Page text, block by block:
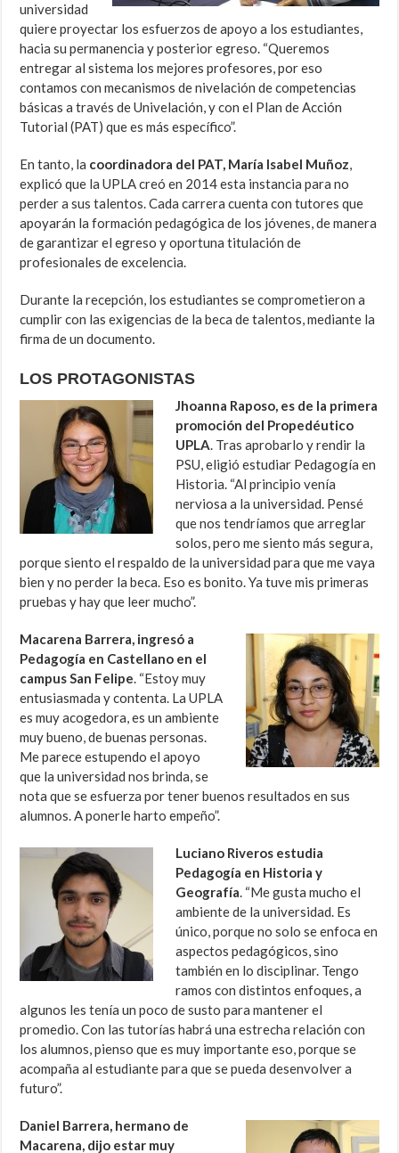
universidad
quiere proyectar los esfuerzos de apoyo a los estudiantes,
hacia su permanencia y posterior egreso. “Queremos
entregar al sistema los mejores profesores, por eso
contamos con mecanismos de nivelación de competencias
básicas a través de Univelación, y con el Plan de Acción
Tutorial (PAT) que es más específico”.
En tanto, la coordinadora del PAT, María Isabel Muñoz,
explicó que la UPLA creó en 2014 esta instancia para no
perder a sus talentos. Cada carrera cuenta con tutores que
apoyarán la formación pedagógica de los jóvenes, de manera
de garantizar el egreso y oportuna titulación de
profesionales de excelencia.
Durante la recepción, los estudiantes se comprometieron a
cumplir con las exigencias de la beca de talentos, mediante la
firma de un documento.
LOS PROTAGONISTAS
Jhoanna Raposo, es de la primera
promoción del Propedéutico
UPLA. Tras aprobarlo y rendir la
PSU, eligió estudiar Pedagogía en
Historia. “Al principio venía
nerviosa a la universidad. Pensé
que nos tendríamos que arreglar
solos, pero me siento más segura,
porque siento el respaldo de la universidad para que me vaya
bien y no perder la beca. Eso es bonito. Ya tuve mis primeras
pruebas y hay que leer mucho”.
Macarena Barrera, ingresó a
Pedagogía en Castellano en el
campus San Felipe. “Estoy muy
entusiasmada y contenta. La UPLA
es muy acogedora, es un ambiente
muy bueno, de buenas personas.
Me parece estupendo el apoyo
que la universidad nos brinda, se
nota que se esfuerza por tener buenos resultados en sus
alumnos. A ponerle harto empeño”.
Luciano Riveros estudia
Pedagogía en Historia y
Geografía. “Me gusta mucho el
ambiente de la universidad. Es
único, porque no solo se enfoca en
aspectos pedagógicos, sino
también en lo disciplinar. Tengo
ramos con distintos enfoques, a
algunos les tenía un poco de susto para mantener el
promedio. Con las tutorías habrá una estrecha relación con
los alumnos, pienso que es muy importante eso, porque se
acompaña al estudiante para que se pueda desenvolver a
futuro”.
Daniel Barrera, hermano de
Macarena, dijo estar muy